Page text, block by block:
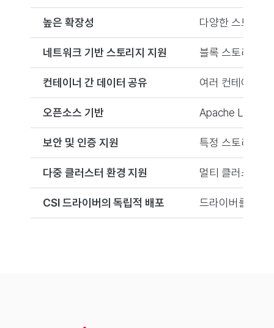
높은 확장성 다양한 스토리
네트워크 기반 스토리지 지원 블록 스토리지
컨테이너 간 데이터 공유 여러 컨테이너에
오픈소스 기반 Apache
보안 및 인증 지원 특정 스토리지
다중 클러스터 환경 지원 멀티 클러스터
CSI 드라이버의 독립적 배포 드라이버를 플랫